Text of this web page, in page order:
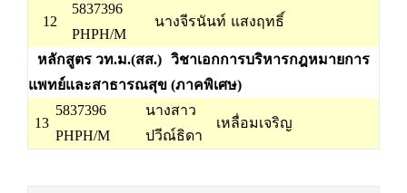
12
5837396
PHPH/M
นางจีรนันท์ แสงฤทธิ์
หลักสูตร วท.ม.(สส.) วิชาเอกการบริหารกฎหมายการ
แพทย์และสาธารณสุข (ภาคพิเศษ)
13
5837396
PHPH/M
นางสาว
ปวีณ์ธิดา
เหลื่อมเจริญ